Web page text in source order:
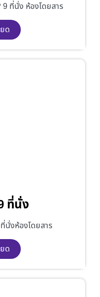
9 ที่นั่ง ห้องโดยสาร
ด
ที่นั่ง
นั่งห้องโดยสาร
ด